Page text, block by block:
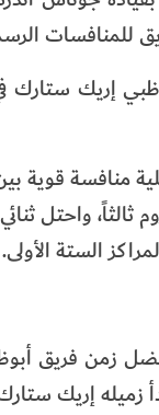
للمنافسات
منافسة قوية
ثالثاً، واحتل
الستة الأولى.
زمن فريق
زميله إريك